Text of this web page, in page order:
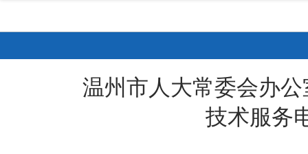
温州市人大常委会办
技术服务